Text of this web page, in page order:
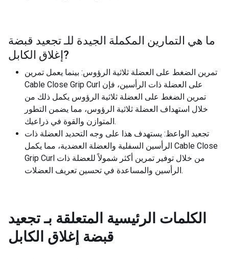
ما هي التمارين المكملة الجيدة للـ تجعيد قبضة
إغلاق الكابل?
تمرين الضغط على العضلة ثلاثية الرؤوس: بينما يعمل تمرين
Cable Close Grip Curl على العضلة ذات الرأسين، فإن
تمرين الضغط على العضلة ثلاثية الرؤوس يكمل ذلك من
خلال استهداف العضلة ثلاثية الرؤوس، مما يضمن التطور
المتوازن والقوة في ذراعيك.
تجعيد الواعظ: يستهدف هذا على وجه التحديد العضلة ذات
الرأسين السفلية والعضلة العضدية، مما يكمل Cable Close
Grip Curl من خلال توفير تمرين أكثر شمولاً للعضلة ذات
الرأسين والمساعدة في تحسين تعريف العضلات.
الكلمات الرئيسية المتعلقة بـ تجعيد
قبضة إغلاق الكابل